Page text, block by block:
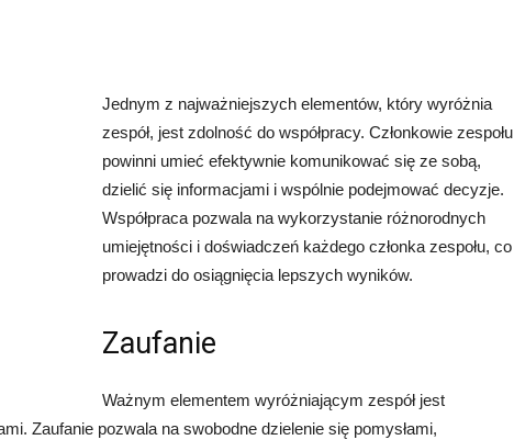
Jednym z najważniejszych elementów, który wyróżnia
zespół, jest zdolność do współpracy. Członkowie zespołu
powinni umieć efektywnie komunikować się ze sobą,
dzielić się informacjami i wspólnie podejmować decyzje.
Współpraca pozwala na wykorzystanie różnorodnych
umiejętności i doświadczeń każdego członka zespołu, co
prowadzi do osiągnięcia lepszych wyników.
Zaufanie
Ważnym elementem wyróżniającym zespół jest
Zaufanie pozwala na swobodne dzielenie się pomysłami,